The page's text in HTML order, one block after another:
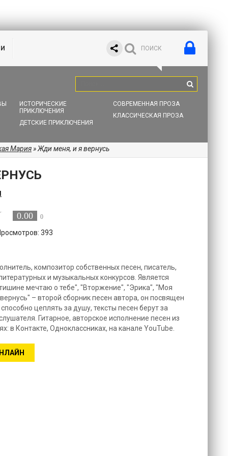
ИСТОРИЧЕСКИЕ
ПРИКЛЮЧЕНИЯ
ДЕТСКИЕ ПРИКЛЮЧЕНИЯ
СОВРЕМЕННАЯ ПРОЗА
КЛАССИЧЕСКАЯ ПРОЗА
Мария» Жди меня, и я вернусь
0.00 0
393
композитор собственных песен, писатель,
и музыкальных конкурсов. Является
мечтаю о тебе", "Вторжение", "Эрика", "Моя
– второй сборник песен автора, он посвящен
цеплять за душу, тексты песен берут за
Гитарное, авторское исполнение песен из
в Контакте, Одноклассниках, на канале YouTube.